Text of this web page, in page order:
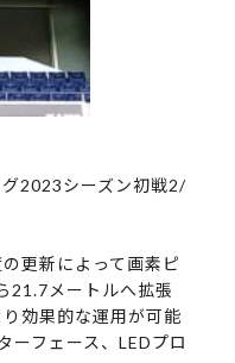
2023シーズン初戦2/
更新によって画素ピ
21.7メートルへ拡張
効果的な運用が可能
ーフェース、LEDプロ